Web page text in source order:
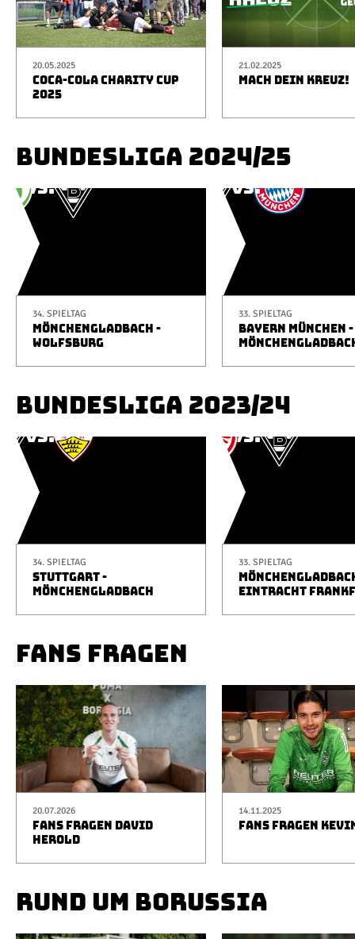
20.05.2025
COCA-COLA CHARITY CUP
2025
21.02.2025
MACH DEIN KREUZ!
BUNDESLIGA 2024/25
34. SPIELTAG
MÖNCHENGLADBACH -
WOLFSBURG
33. SPIELTAG
BAYERN MÜNCHEN -
BUNDESLIGA 2023/24
34. SPIELTAG
STUTTGART -
MÖNCHENGLADBACH
33. SPIELTAG
EINTRACHT
FANS FRAGEN
20.07.2026
FANS FRAGEN DAVID
HEROLD
14.11.2025
FANS FRAGEN
RUND UM BORUSSIA